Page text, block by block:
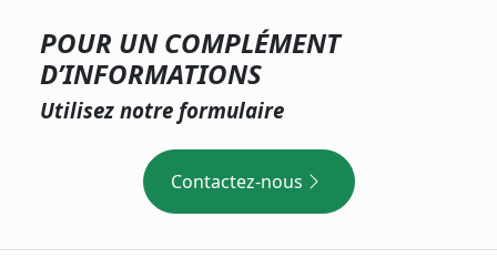
POUR UN COMPLÉMENT
D’INFORMATIONS
Utilisez notre formulaire
Contactez-nous